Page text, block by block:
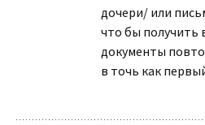
дочери/ или
что бы получить
документы
в точь как